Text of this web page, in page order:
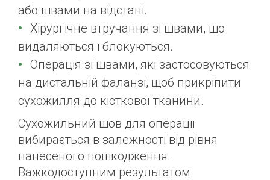
або швами на відстані.
Хірургічне втручання зі швами, що
видаляються і блокуються.
Операція зі швами, які застосовуються
на дистальній фаланзі, щоб прикріпити
сухожилля до кісткової тканини.
Сухожильний шов для операції
вибирається в залежності від рівня
нанесеного пошкодження.
Важкодоступним результатом